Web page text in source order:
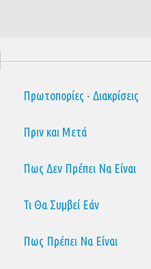
Πρωτοπορίες - Διακρίσεις
Πριν και Μετά
Πως Δεν Πρέπει Να Είναι
Τι Θα Συμβεί Εάν
Πως Πρέπει Να Είναι